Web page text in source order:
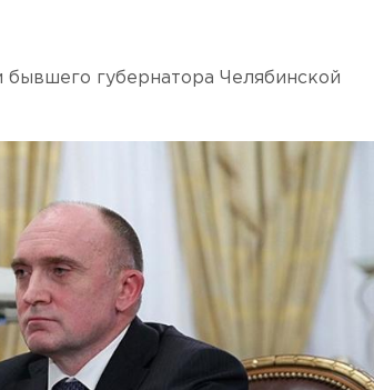
бывшего губернатора Челябинской